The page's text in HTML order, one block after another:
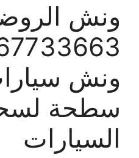
ونش
ونش
سطحة
السيارات